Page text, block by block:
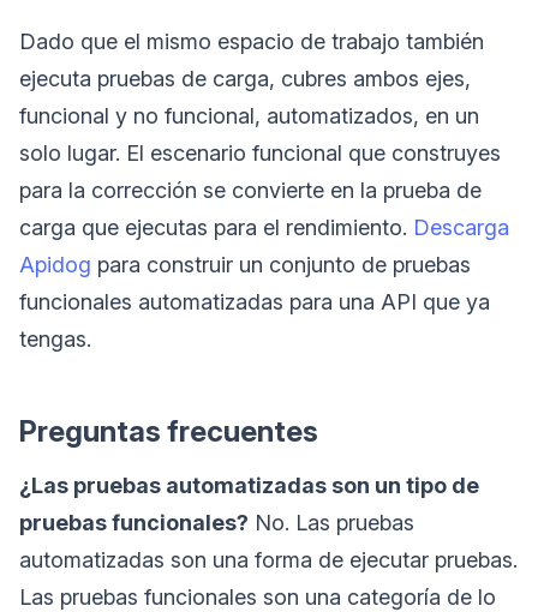
Dado que el mismo espacio de trabajo también
ejecuta pruebas de carga, cubres ambos ejes,
funcional y no funcional, automatizados, en un
solo lugar. El escenario funcional que construyes
para la corrección se convierte en la prueba de
carga que ejecutas para el rendimiento. Descarga
Apidog para construir un conjunto de pruebas
funcionales automatizadas para una API que ya
tengas.
Preguntas frecuentes
¿Las pruebas automatizadas son un tipo de
pruebas funcionales? No. Las pruebas
automatizadas son una forma de ejecutar pruebas.
Las pruebas funcionales son una categoría de lo